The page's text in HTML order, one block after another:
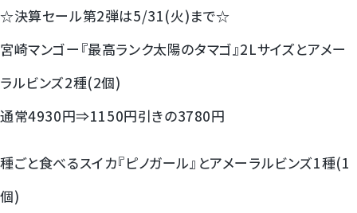
☆決算セール第2弾は5/31(火)まで☆
宮崎マンゴー『最高ランク太陽のタマゴ』2Lサイズとアメー
ラルビンズ2種(2個)
通常4930円⇒1150円引きの3780円
種ごと食べるスイカ『ピノガール』とアメーラルビンズ1種(1
個)